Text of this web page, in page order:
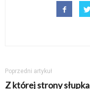
Poprzedni artykuł
Z której strony słupka